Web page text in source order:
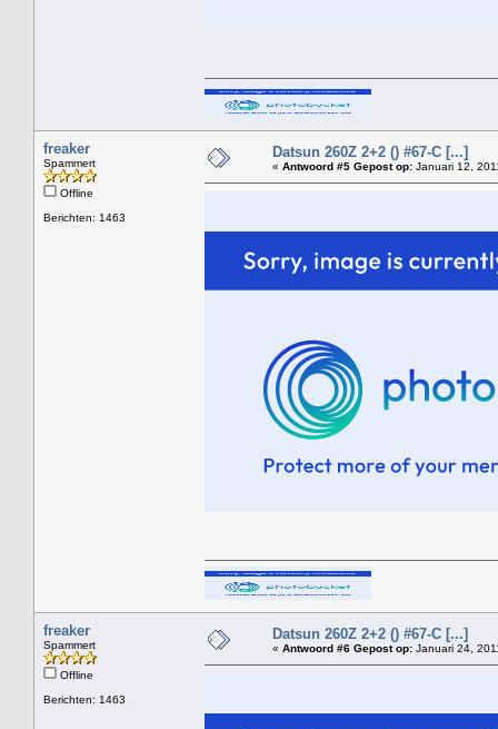
freaker
Spammert
Offline
Berichten: 1463
Datsun 260Z 2+2 () #67-C [...]
« Antwoord #5 Gepost op: Januari 12,
freaker
Spammert
Offline
Berichten: 1463
Datsun 260Z 2+2 () #67-C [...]
« Antwoord #6 Gepost op: Januari 24,